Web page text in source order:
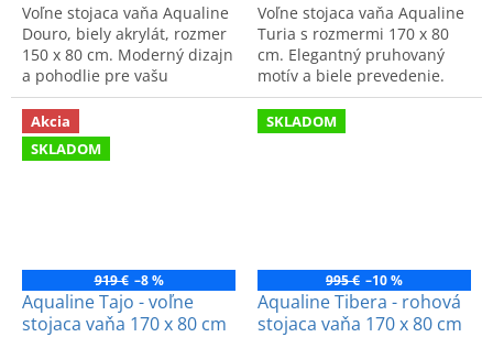
Voľne stojaca vaňa Aqualine
Douro, biely akrylát, rozmer
150 x 80 cm. Moderný dizajn
a pohodlie pre vašu
kúpeľňu.
Voľne stojaca vaňa Aqualine
Turia s rozmermi 170 x 80
cm. Elegantný pruhovaný
motív a biele prevedenie.
Kvalitný a štýlový prvok do
kúpeľne.
Akcia
SKLADOM
919 € –8 %
Aqualine Tajo - voľne
stojaca vaňa 170 x 80 cm
SKLADOM
995 € –10 %
Aqualine Tibera - rohová
stojaca vaňa 170 x 80 cm